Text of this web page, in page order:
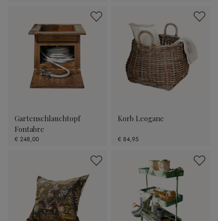
Gartenschlauchtopf
Fontabre
€ 248,00
Korb Leogane
€ 84,95